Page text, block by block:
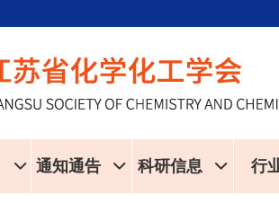
通知通告 科研信息 行